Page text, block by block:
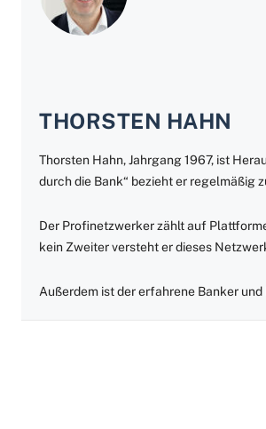
THORSTEN HAHN
Thorsten Hahn, Jahrgang 1967, ist
durch die Bank“ bezieht er regelmäßig
Der Profinetzwerker zählt auf
kein Zweiter versteht er dieses
Außerdem ist der erfahrene Banker